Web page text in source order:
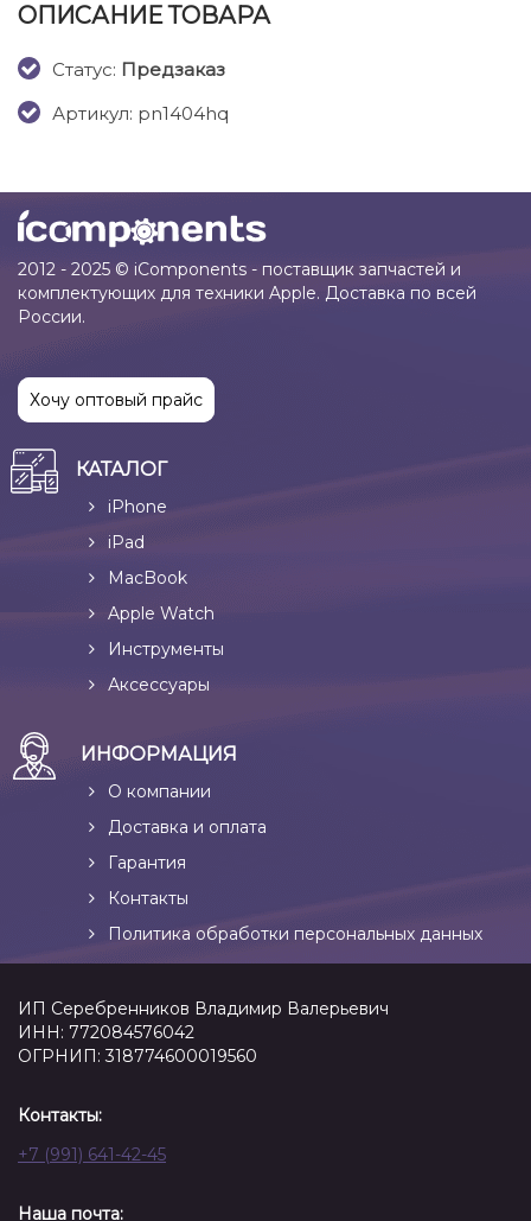
ОПИСАНИЕ ТОВАРА
Cтатус: Предзаказ
Артикул: pn1404hq
2012 - 2025 © iComponents - поставщик запчастей и
комплектующих для техники Apple. Доставка по всей
России.
Хочу оптовый прайс
КАТАЛОГ
iPhone
iPad
MacBook
Apple Watch
Инструменты
Аксессуары
ИНФОРМАЦИЯ
О компании
Доставка и оплата
Гарантия
Контакты
Политика обработки персональных данных
ИП Серебренников Владимир Валерьевич
ИНН: 772084576042
ОГРНИП: 318774600019560
Контакты:
+7 (991) 641-42-45
Наша почта: